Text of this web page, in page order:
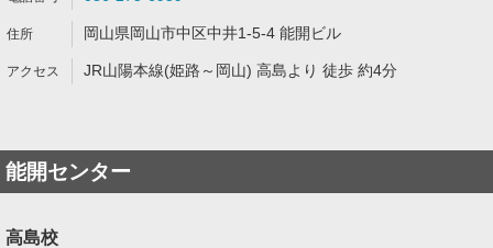
岡山県岡山市中区中井1-5-4 能開ビル
JR山陽本線(姫路～岡山) 高島より 徒歩 約4分
能開センター
高島校